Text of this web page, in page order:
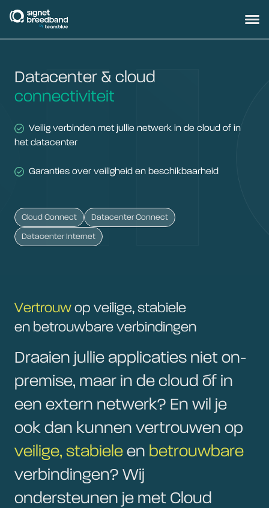
signetbreedband
Datacenter & cloud
connectiviteit
Veilig verbinden met jullie netwerk in de cloud of in
het datacenter
Garanties over veiligheid en beschikbaarheid
Cloud Connect Datacenter Connect
Datacenter Internet
Vertrouw op veilige, stabiele
en betrouwbare verbindingen
Draaien jullie applicaties niet on-
premise, maar in de cloud óf in
een extern netwerk? En wil je
ook dan kunnen vertrouwen op
veilige, stabiele en betrouwbare
verbindingen? Wij
ondersteunen je met Cloud